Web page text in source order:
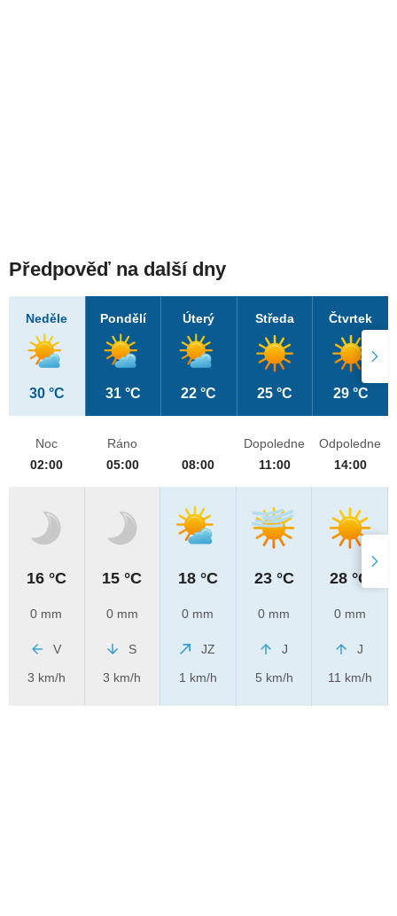
Předpověď na další dny
Neděle
30 °C
Pondělí
31 °C
Úterý
22 °C
Středa
25 °C
Čtvrtek
29 °C
Noc
02:00
16 °C
0 mm
V
3 km/h
Ráno
05:00
15 °C
0 mm
S
3 km/h
08:00
18 °C
0 mm
JZ
1 km/h
Dopoledne
11:00
23 °C
0 mm
J
5 km/h
Odpoledne
14:00
28 °C
0 mm
J
11 km/h